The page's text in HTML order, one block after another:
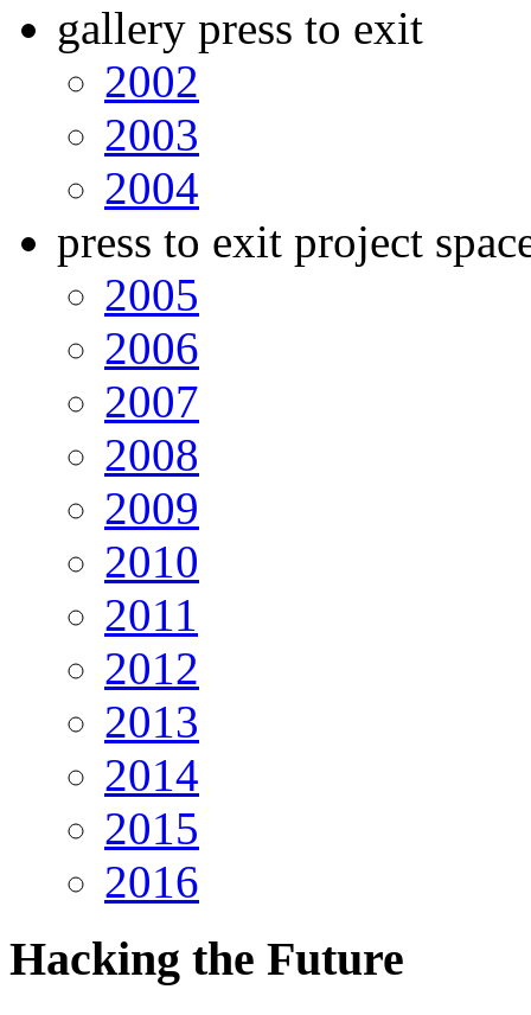
gallery press to exit
2002
2003
2004
press to exit project
2005
2006
2007
2008
2009
2010
2011
2012
2013
2014
2015
2016
Hacking the Future